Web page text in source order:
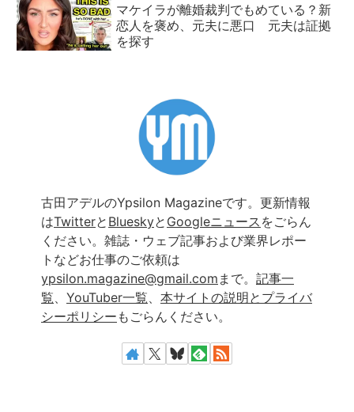
マケイラが離婚裁判でもめている？新
恋人を褒め、元夫に悪口 元夫は証拠
を探す
古田アデルのYpsilon Magazineです。更新情報
はTwitterと Blueskyと Googleニュース をごらん
ください。雑誌・ウェブ記事および業界レポー
トなどお仕事のご依頼は
ypsilon.magazine@gmail.com まで。 記事一
覧、 YouTuber一覧、 本サイトの説明とプライバ
シーポリシー もごらんください。